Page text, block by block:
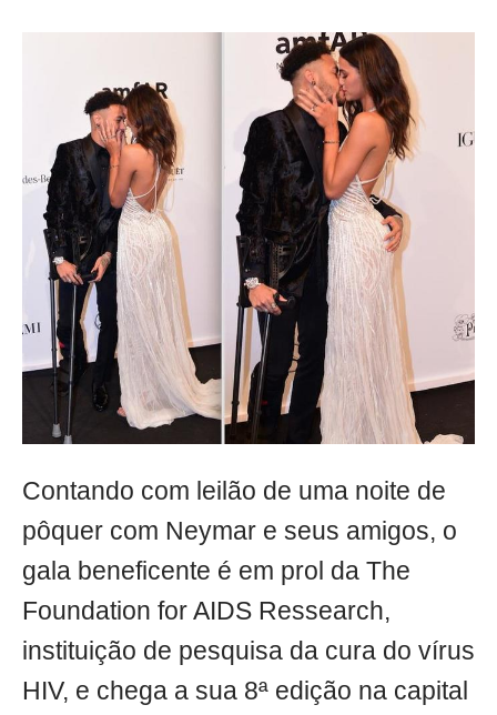
Contando com leilão de uma noite de
pôquer com Neymar e seus amigos, o
gala beneficente é em prol da The
Foundation for AIDS Ressearch,
instituição de pesquisa da cura do vírus
HIV, e chega a sua 8ª edição na capital